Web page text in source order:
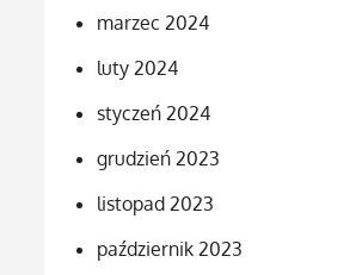
marzec 2024
luty 2024
styczeń 2024
grudzień 2023
listopad 2023
październik 2023